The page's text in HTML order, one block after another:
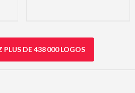
PLUS DE 438 000 LOGOS